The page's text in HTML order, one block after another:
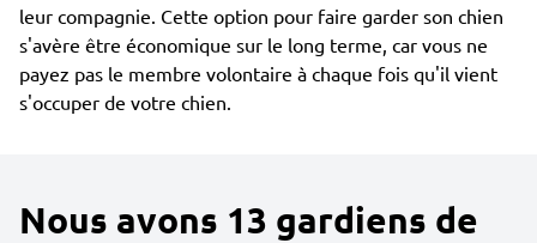
leur compagnie. Cette option pour faire garder son chien
s'avère être économique sur le long terme, car vous ne
payez pas le membre volontaire à chaque fois qu'il vient
s'occuper de votre chien.
Nous avons 13 gardiens de